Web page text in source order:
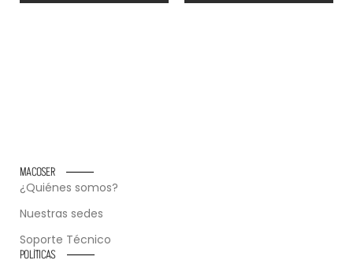
MACOSER
¿Quiénes somos?
Nuestras sedes
Soporte Técnico
POLÍTICAS